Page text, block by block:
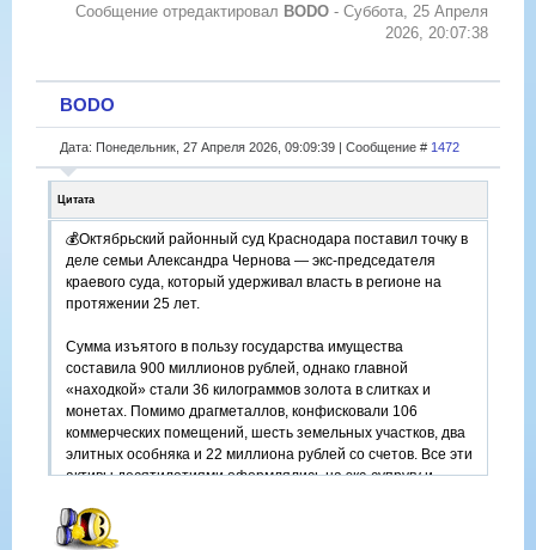
Сообщение отредактировал BODO - Суббота, 25 Апреля
2026, 20:07:38
BODO
Дата: Понедельник, 27 Апреля 2026, 09:09:39 | Сообщение # 1472
Цитата
💰Октябрьский районный суд Краснодара поставил точку в
деле семьи Александра Чернова — экс-председателя
краевого суда, который удерживал власть в регионе на
протяжении 25 лет.
Сумма изъятого в пользу государства имущества
составила 900 миллионов рублей, однако главной
«находкой» стали 36 килограммов золота в слитках и
монетах. Помимо драгметаллов, конфисковали 106
коммерческих помещений, шесть земельных участков, два
элитных особняка и 22 миллиона рублей со счетов. Все эти
активы десятилетиями оформлялись на экс-супругу и
посты в краевой Нотариальной палате и Арбитражном
суде, помогая Чернову мастерски «уводить» нажитое в